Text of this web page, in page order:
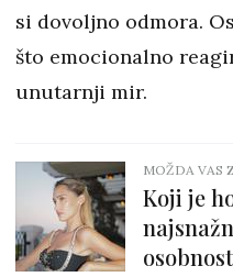
si dovoljno odmora.
što emocionalno
unutarnji mir.
MOŽDA VAS
Koji je